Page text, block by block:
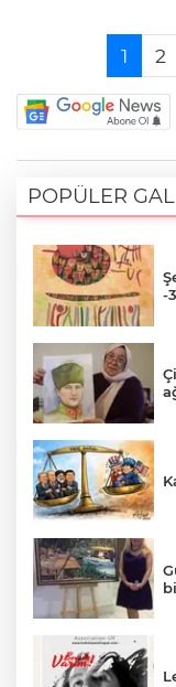
1 2
POPÜLER
-